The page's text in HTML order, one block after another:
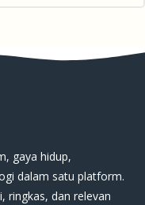
gaya hidup,
dalam satu platform.
ringkas, dan relevan